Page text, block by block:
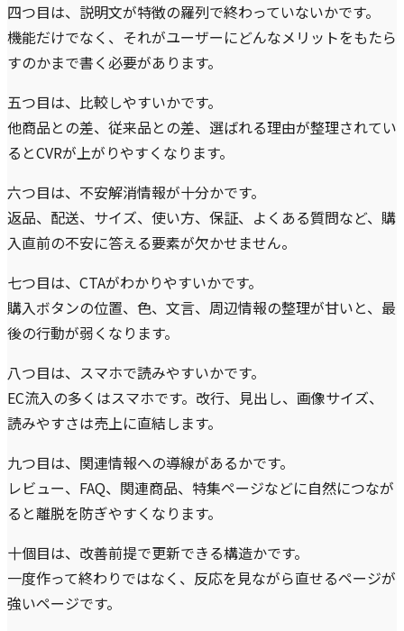
四つ目は、説明文が特徴の羅列で終わっていないかです。
機能だけでなく、それがユーザーにどんなメリットをもたら
すのかまで書く必要があります。
五つ目は、比較しやすいかです。
他商品との差、従来品との差、選ばれる理由が整理されてい
るとCVRが上がりやすくなります。
六つ目は、不安解消情報が十分かです。
返品、配送、サイズ、使い方、保証、よくある質問など、購
入直前の不安に答える要素が欠かせません。
七つ目は、CTAがわかりやすいかです。
購入ボタンの位置、色、文言、周辺情報の整理が甘いと、最
後の行動が弱くなります。
八つ目は、スマホで読みやすいかです。
EC流入の多くはスマホです。改行、見出し、画像サイズ、
読みやすさは売上に直結します。
九つ目は、関連情報への導線があるかです。
レビュー、FAQ、関連商品、特集ページなどに自然につなが
ると離脱を防ぎやすくなります。
十個目は、改善前提で更新できる構造かです。
一度作って終わりではなく、反応を見ながら直せるページが
強いページです。